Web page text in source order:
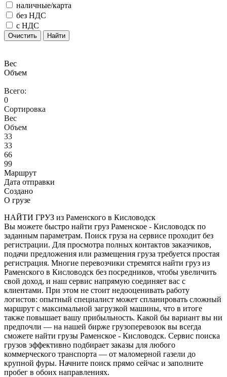
наличные/карта
без НДС
с НДС
Очистить Найти
Вес
Объем
Всего:
0
Сортировка
Вес
Объем
33
33
66
99
Маршрут
Дата отправки
Создано
О грузе
НАЙТИ ГРУЗ из Раменского в Кисловодск
Вы можете быстро найти груз Раменское - Кисловодск по
заданным параметрам. Поиск груза на сервисе проходит без
регистрации. Для просмотра полных контактов заказчиков,
подачи предложения или размещения груза требуется простая
регистрация. Многие перевозчики стремятся найти груз из
Раменского в Кисловодск без посредников, чтобы увеличить
свой доход, и наш сервис напрямую соединяет вас с
клиентами. При этом не стоит недооценивать работу
логистов: опытный специалист может спланировать сложный
маршрут с максимальной загрузкой машины, что в итоге
также повышает вашу прибыльность. Какой бы вариант вы ни
предпочли — на нашей бирже грузоперевозок вы всегда
сможете найти грузы Раменское - Кисловодск. Сервис поиска
грузов эффективно подбирает заказы для любого
коммерческого транспорта — от маломерной газели до
крупной фуры. Начните поиск прямо сейчас и заполните
пробег в обоих направлениях.